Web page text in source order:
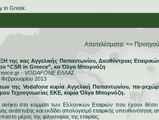
in Greek.
Αποτελέσματα: <<
της κας Αγγελικής Παπαντωνίου, Διευθύντριας
“CSR in Greece”, κα Όλγα Μπορνόζη
- VODAFONE ΕΛΛΑΣ
Φεβρουαρίου 2013
της Vodafone κυρία Αγγελική Παπαντωνίου, πα-
Τεχνογνωσίας ΕΚΕ, κυρία Όλγα Μπορνόζη.
στο κομμάτι των Ελληνικών Εταιριών που έχουν
ανάπτυξης και εκδίδει απολογισμό εταιρικής
μέρος της φιλοσοφίας της εταιρίας;